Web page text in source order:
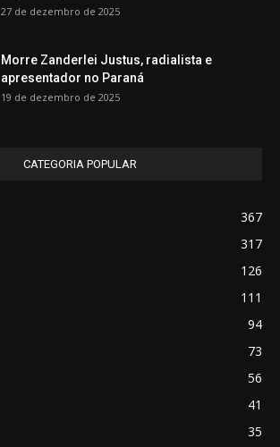
27 de dezembro de 2025
Morre Zanderlei Justus, radialista e
apresentador no Paraná
19 de dezembro de 2025
CATEGORIA POPULAR
367
317
126
111
94
73
56
41
35